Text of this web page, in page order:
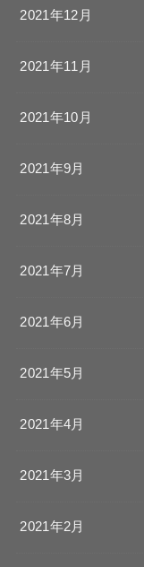
2021年12月
2021年11月
2021年10月
2021年9月
2021年8月
2021年7月
2021年6月
2021年5月
2021年4月
2021年3月
2021年2月